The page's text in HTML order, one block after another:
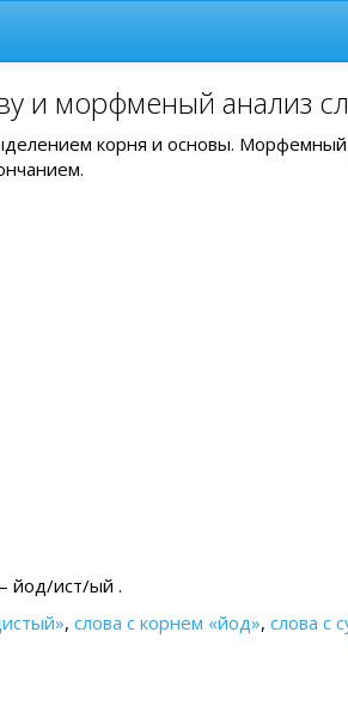
и морфменый анализ
корня и основы.
йод/ист/ый .
, слова с корнем «йод», слова с